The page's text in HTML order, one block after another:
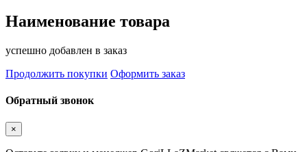
Наименование товара
успешно добавлен в заказ
Продолжить покупки Оформить заказ
Обратный звонок
×